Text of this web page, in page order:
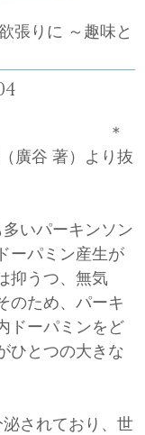
張りに ～趣味と
廣谷 著）より抜
いパーキンソン
ーパミン産生が
抑うつ、無気
のため、パーキ
ドーパミンをど
ひとつの大きな
されており、世